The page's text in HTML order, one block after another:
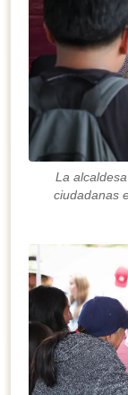
La
ciudadanas